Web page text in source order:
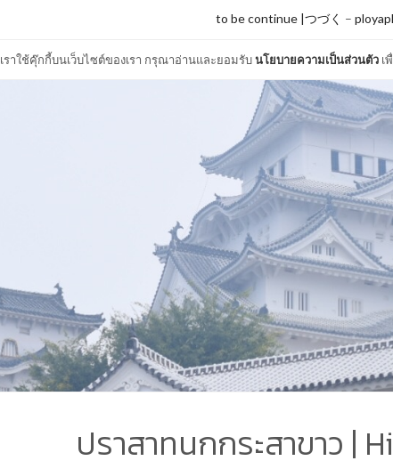
เราใช้คุ๊กกี้บนเว็บไซต์ของเรา กรุณาอ่านและยอมรับนโยบายความเป็นส่วนตัว เ
to be continue |つづく –
ปราสาทนกกระสาขาว |